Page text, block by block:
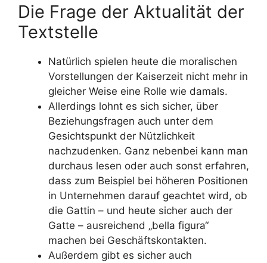
Die Frage der Aktualität der
Textstelle
Natürlich spielen heute die moralischen
Vorstellungen der Kaiserzeit nicht mehr in
gleicher Weise eine Rolle wie damals.
Allerdings lohnt es sich sicher, über
Beziehungsfragen auch unter dem
Gesichtspunkt der Nützlichkeit
nachzudenken. Ganz nebenbei kann man
durchaus lesen oder auch sonst erfahren,
dass zum Beispiel bei höheren Positionen
in Unternehmen darauf geachtet wird, ob
die Gattin – und heute sicher auch der
Gatte – ausreichend „bella figura“
machen bei Geschäftskontakten.
Außerdem gibt es sicher auch